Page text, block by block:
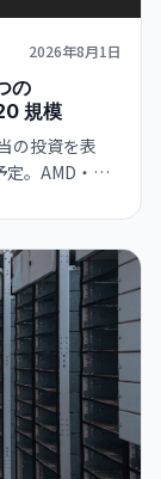
2026年8月1日
の
規模
の投資を表
。AMD・